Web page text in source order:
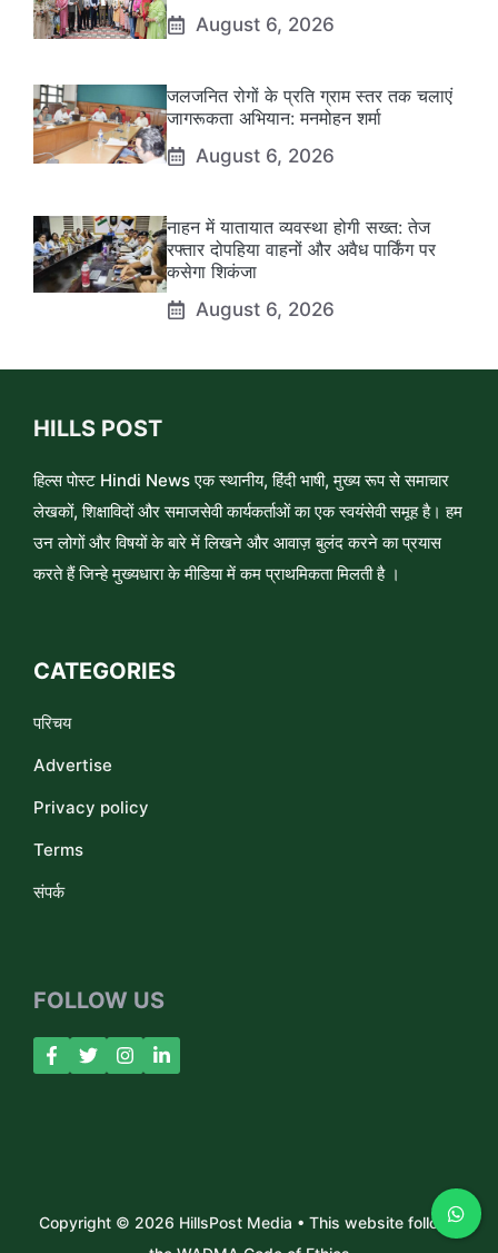
August 6, 2026
जलजनित रोगों के प्रति ग्राम स्तर तक चलाएं
जागरूकता अभियान: मनमोहन शर्मा
August 6, 2026
नाहन में यातायात व्यवस्था होगी सख्त: तेज
रफ्तार दोपहिया वाहनों और अवैध पार्किंग पर
कसेगा शिकंजा
August 6, 2026
HILLS POST
हिल्स पोस्ट Hindi News एक स्थानीय, हिंदी भाषी, मुख्य रूप से समाचार
लेखकों, शिक्षाविदों और समाजसेवी कार्यकर्ताओं का एक स्वयंसेवी समूह है। हम
उन लोगों और विषयों के बारे में लिखने और आवाज़ बुलंद करने का प्रयास
करते हैं जिन्हे मुख्यधारा के मीडिया में कम प्राथमिकता मिलती है ।
CATEGORIES
परिचय
Advertise
Privacy policy
Terms
संपर्क
FOLLOW US
Copyright © 2026 HillsPost Media • This website follows